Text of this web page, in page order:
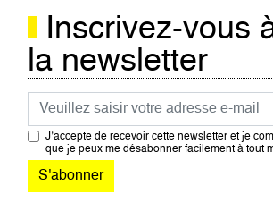
Inscrivez-vous
la newsletter
Courriel
J’accepte de recevoir cette newsletter et je
que je peux me désabonner facilement à tout